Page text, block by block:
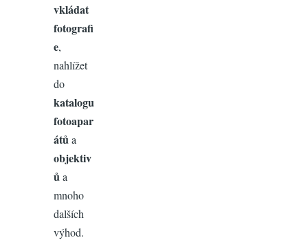
vkládat
fotografi
e,
nahlížet
do
katalogu
fotoapar
átů a
objektiv
ů a
mnoho
dalších
výhod.